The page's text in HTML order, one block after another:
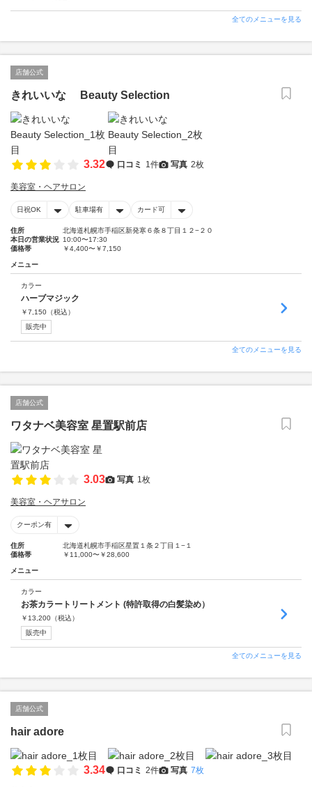
全てのメニューを見る
店舗公式
きれいいな Beauty Selection
3.32 口コミ 1件 写真 2枚
美容室・ヘアサロン
日祝OK 駐車場有 カード可
住所
北海道札幌市手稲区新発寒６条８丁目１２−２０
本日の営業状況 10:00〜17:30
価格帯
￥4,400〜￥7,150
メニュー
カラー
ハーブマジック
￥7,150 （税込）
販売中
全てのメニューを見る
店舗公式
ワタナベ美容室 星置駅前店
3.03 写真 1枚
美容室・ヘアサロン
クーポン有
住所
北海道札幌市手稲区星置１条２丁目１−１
価格帯
￥11,000〜￥28,600
メニュー
カラー
お茶カラートリートメント (特許取得の白髪染め）
￥ 13,200 （税込）
販売中
全てのメニューを見る
店舗公式
hair adore
3.34 口コミ 2件 写真 7枚